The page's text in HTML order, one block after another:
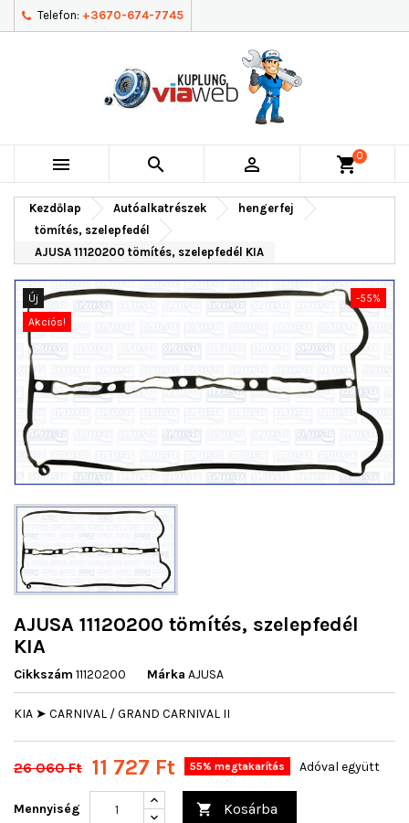
Telefon: +3670-674-7745
   shopping_cart0
Kezdőlap Autóalkatrészek
hengerfej
tömítés, szelepfedél
AJUSA 11120200 tömítés, szelepfedél KIA
Új
-55%
Akciós!
AJUSA 11120200 tömítés, szelepfedél
KIA
Cikkszám 11120200 Márka AJUSA
KIA ➤ CARNIVAL / GRAND CARNIVAL II
26 060 Ft 11 727 Ft 55% megtakarítás Adóval együtt
Mennyiség  Kosárba